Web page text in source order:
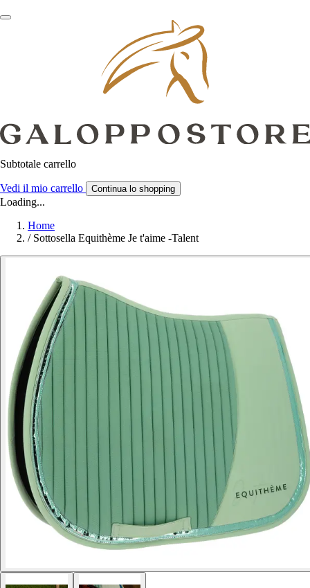
Subtotale carrello
Vedi il mio carrello Continua lo shopping
Loading...
Home
/ Sottosella Equithème Je t'aime -Talent